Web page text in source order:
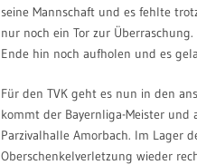
seine Mannschaft und es fehlte
nur noch ein Tor zur
Ende hin noch aufholen und es
Für den TVK geht es nun in den
kommt der Bayernliga-Meister und
Parzivalhalle Amorbach. Im Lager
Oberschenkelverletzung wieder